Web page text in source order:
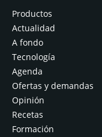
Productos
Actualidad
A fondo
Tecnología
Agenda
Ofertas y demandas
Opinión
Recetas
Formación